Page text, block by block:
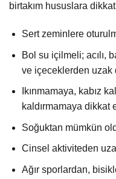
birtakım hususlara
Sert zeminlere
Bol su içilmeli; acılı,
ve içeceklerden uzak
Ikınmamaya, kabız
kaldırmamaya dikkat
Soğuktan mümkün
Cinsel aktiviteden
Ağır sporlardan,